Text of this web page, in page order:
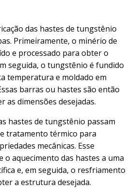
das hastes de tungstênio
Primeiramente, o minério de
e processado para obter o
seguida, o tungstênio é fundido
temperatura e moldado em
barras ou hastes são então
as dimensões desejadas.
hastes de tungstênio passam
tratamento térmico para
mecânicas. Esse
aquecimento das hastes a uma
e, em seguida, o resfriamento
a estrutura desejada.